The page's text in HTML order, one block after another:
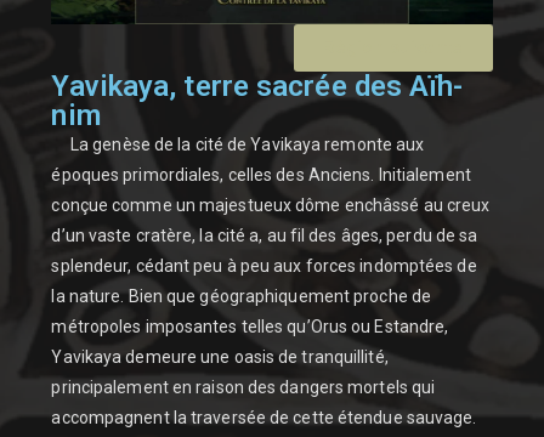
Yavikaya, terre sacrée des Aïh-
nim
La genèse de la cité de Yavikaya remonte aux
époques primordiales, celles des Anciens. Initialement
conçue comme un majestueux dôme enchâssé au creux
d’un vaste cratère, la cité a, au fil des âges, perdu de sa
splendeur, cédant peu à peu aux forces indomptées de
la nature. Bien que géographiquement proche de
métropoles imposantes telles qu’Orus ou Estandre,
Yavikaya demeure une oasis de tranquillité,
principalement en raison des dangers mortels qui
accompagnent la traversée de cette étendue sauvage.